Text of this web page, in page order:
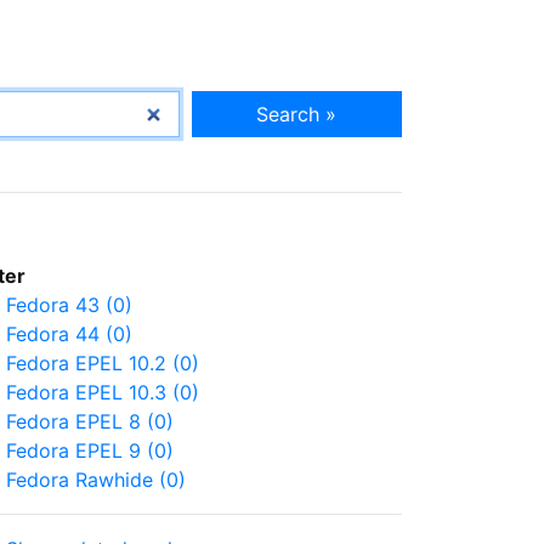
Search »
Fedora 43 (0)
Fedora 44 (0)
Fedora EPEL 10.2 (0)
Fedora EPEL 10.3 (0)
Fedora EPEL 8 (0)
Fedora EPEL 9 (0)
Fedora Rawhide (0)